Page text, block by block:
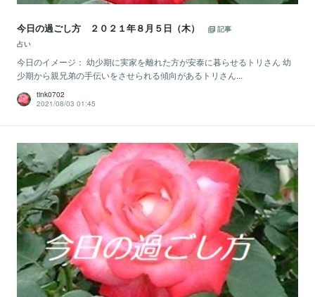
今日の過ごし方 ２０２１年８月５日（木）
記事
占い
今日のイメージ： 幼少期に実家を離れた方が安泰に暮らせるトリさん 幼
少期から親兄弟の手伝いをさせられる傾向があるトリさん...
tink0702
2021/08/03 01:45